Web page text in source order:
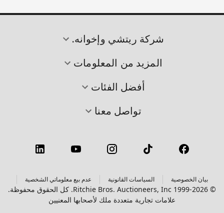
شركة ريتشي وإخوانه.
المزيد من المعلومات
أفضل الفئات
تواصل معنا
بيان الخصوصية السياسات القانونية عدم بيع معلوماتي الشخصية
© 1999-2026 Ritchie Bros. Auctioneers, Inc. كل الحقوق محفوظة.
علامات تجارية متعددة ملك لأصحابها المعنيين